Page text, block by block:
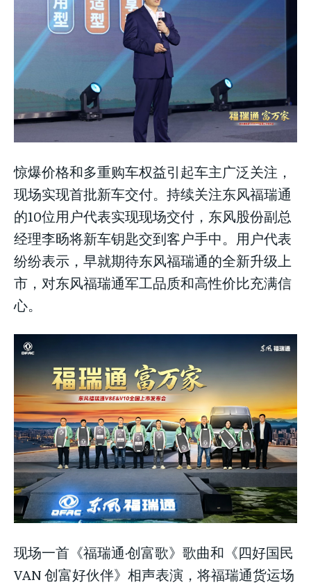
惊爆价格和多重购车权益引起车主广泛关注，
现场实现首批新车交付。持续关注东风福瑞通
的10位用户代表实现现场交付，东风股份副总
经理李旸将新车钥匙交到客户手中。用户代表
纷纷表示，早就期待东风福瑞通的全新升级上
市，对东风福瑞通军工品质和高性价比充满信
心。
现场一首《福瑞通·创富歌》歌曲和《四好国民
VAN 创富好伙伴》相声表演，将福瑞通货运场